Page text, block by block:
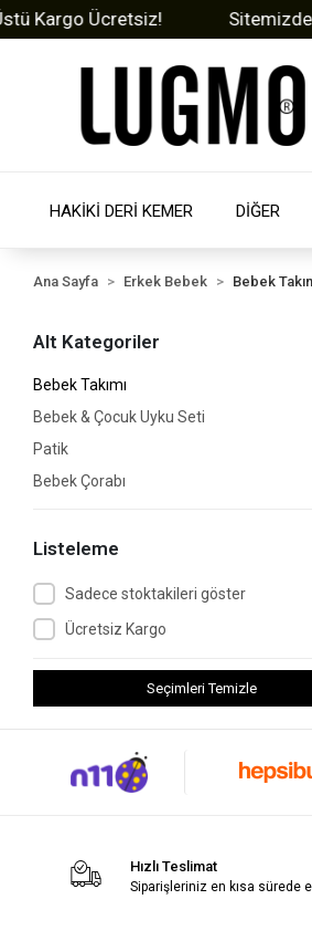
Ücretsiz! Sitemizde
HAKİKİ DERİ KEMER DİĞER
Ana Sayfa Erkek Bebek Bebek
Alt Kategoriler
Bebek Takımı
Bebek & Çocuk Uyku Seti
Patik
Bebek Çorabı
Listeleme
Sadece stoktakileri göster
Ücretsiz Kargo
Seçimleri Temizle
Hızlı Teslimat
Siparişleriniz en kısa sürede